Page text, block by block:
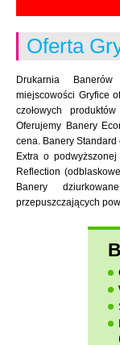
Oferta
Drukarnia
miejscowości Gryfice
czołowych
Oferujemy Banery
cena. Banery Standard
Extra o
Reflection
Banery
przepuszczających